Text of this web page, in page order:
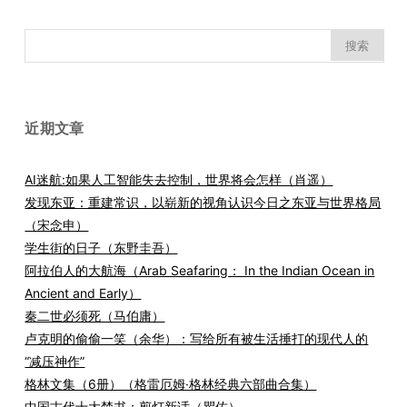
索：
近期文章
AI迷航:如果人工智能失去控制，世界将会怎样（肖遥）
发现东亚：重建常识，以崭新的视角认识今日之东亚与世界格局
（宋念申）
学生街的日子（东野圭吾）
阿拉伯人的大航海（Arab Seafaring： In the Indian Ocean in
Ancient and Early）
秦二世必须死（马伯庸）
卢克明的偷偷一笑（余华）：写给所有被生活捶打的现代人的
“减压神作”
格林文集（6册）（格雷厄姆·格林经典六部曲合集）